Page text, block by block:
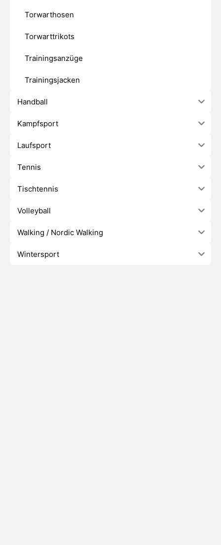
Torwarthosen
Torwarttrikots
Trainingsanzüge
Trainingsjacken
Handball
Kampfsport
Laufsport
Tennis
Tischtennis
Volleyball
Walking / Nordic Walking
Wintersport